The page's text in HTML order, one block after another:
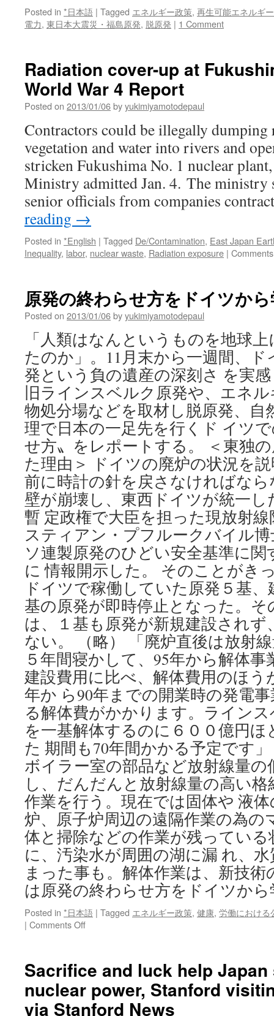
Posted in *日本語 | Tagged エネルギー政策, 再生可能エネルギー
電力, 東日本大震災・福島原発, 脱原発 | 1 Comment
Radiation cover-up at
World War 4 Report
Posted on 2013/01/06byyukimiyamotodepaul
Contractors could be illegally dumping
vegetation and water into rivers and
stricken Fukushima No. 1 nuclear
Ministry admitted Jan. 4. The
senior officials from companies
reading →
Posted in *English | Tagged De/Contamination, East Japan
Inequality, labor, nuclear waste, Radiation exposure |
原発の終わらせ方をドイツか
Posted on 2013/01/06byyukimiyamotodepaul
「人類はなんというものを地球
たのか」。11月末から一週間、
発という負の遺産の深刻さ を実
旧ラインスベルク原発や、エネ
物処分場などを取材し脱原発、自
理で日本の一足先を行くド イツ
せ方〟をレポートする。 ＜東独
た理由＞ ドイツの廃炉の状況を
前に時計の針を戻さなければな
壁が崩壊し、東西ドイツが統一し
暫 定政権で大臣を担った現放射
スティアン・プフルークバイル
ソ連製原発のひどい安全基準に
に 情報開示した。 そのことがき
ドイツで稼働していた原発５基
基の原発が即時停止となった。
は、１基も原発が新規建設され
ない。 （略） 「廃炉直後は放射
５年間寝かして、95年から解体
建設費用に比べ、解体費用のほう
年か ら90年までの開業時の発電
る解体費がかかります。ライン
を一基解体するのに６００億円
た 期間も70年間かかる予定です
ボイラー室の部品など放射線量
し、だんだんと放射線量の高い
作業を行う。現在では固体や 液
炉、原子炉周辺の遠隔作業の為の
体と掃除などの作業が残っている
に、汚染水が周囲の湖に漏 れ、
まった事も。解体作業は、新技
は原発の終わらせ方をドイツから
Posted in *日本語 | Tagged エネルギー政策, 健康, 労働における
| Comments Offon
終
わ
ら
せ
Sacrifice and luck help
nuclear power, Stanford
via Stanford News